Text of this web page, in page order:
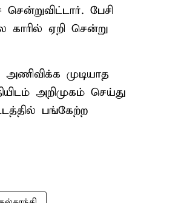
பேசி
காரில் ஏறி சென்று
முடியாத
அறிமுகம் செய்து
பங்கேற்ற